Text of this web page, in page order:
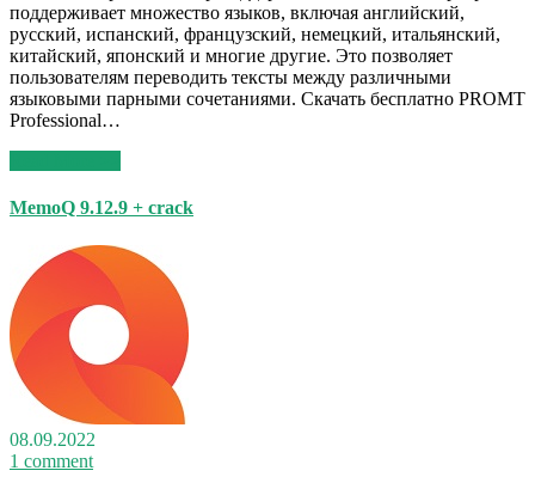
поддерживает множество языков, включая английский,
русский, испанский, французский, немецкий, итальянский,
китайский, японский и многие другие. Это позволяет
пользователям переводить тексты между различными
языковыми парными сочетаниями. Скачать бесплатно PROMT
Professional…
MemoQ 9.12.9 + crack
08.09.2022
1 comment